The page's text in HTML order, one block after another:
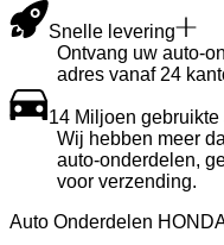
Snelle levering
Ontvang uw auto-
adres vanaf 24
14 Miljoen
Wij hebben meer
auto-onderdelen,
voor verzending.
Auto Onderdelen